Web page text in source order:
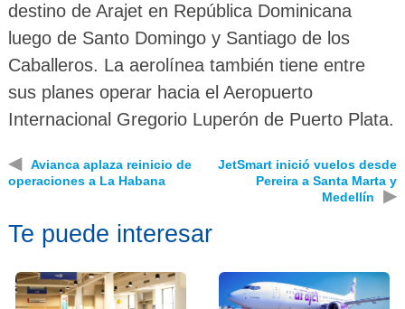
destino de Arajet en República Dominicana
luego de Santo Domingo y Santiago de los
Caballeros. La aerolínea también tiene entre
sus planes operar hacia el Aeropuerto
Internacional Gregorio Luperón de Puerto Plata.
◀
Avianca aplaza reinicio de
operaciones a La Habana
JetSmart inició vuelos desde
Pereira a Santa Marta y
Medellín
▶
Te puede interesar